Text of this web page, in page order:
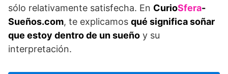
sólo relativamente satisfecha. En CurioSfera-
Sueños.com, te explicamos qué significa soñar
que estoy dentro de un sueño y su
interpretación.